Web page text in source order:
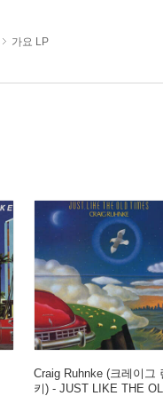
가요 LP
Craig Ruhnke (크레이그
키) - JUST LIKE THE